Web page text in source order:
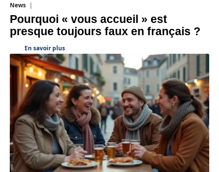
News
Pourquoi « vous accueil » est
presque toujours faux en français ?
En savoir plus